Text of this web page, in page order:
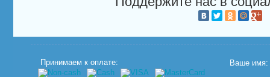
Принимаем к оплате: Ваше имя: